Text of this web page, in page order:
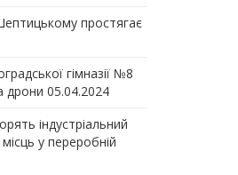
простягає
гімназії №8
дрони 05.04.2024
індустріальний
у переробній